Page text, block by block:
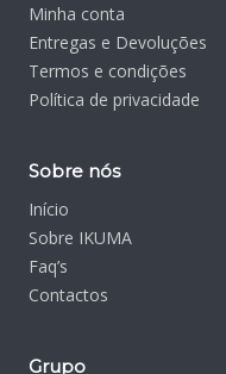
Minha conta
Entregas e Devoluções
Termos e condições
Política de privacidade
Sobre nós
Início
Sobre IKUMA
Faq’s
Contactos
Grupo